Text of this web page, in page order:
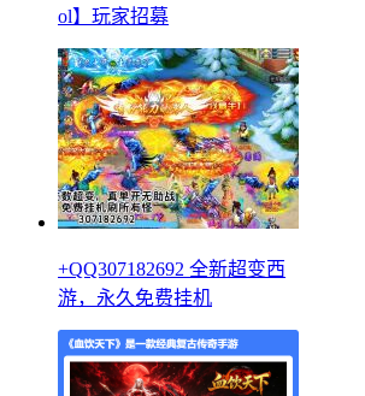
ol】玩家招募
+QQ307182692 全新超变西
游，永久免费挂机